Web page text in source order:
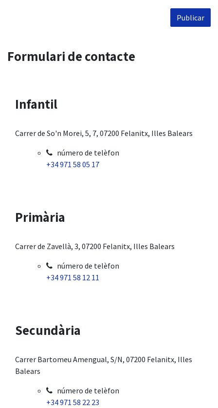
Publicar
Formulari de contacte
Infantil
Carrer de So'n Morei, 5, 7, 07200 Felanitx, Illes Balears
número de telèfon
+34 971 58 05 17
Primària
Carrer de Zavellà, 3, 07200 Felanitx, Illes Balears
número de telèfon
+34 971 58 12 11
Secundària
Carrer Bartomeu Amengual, S/N, 07200 Felanitx, Illes
Balears
número de telèfon
+34 971 58 22 23